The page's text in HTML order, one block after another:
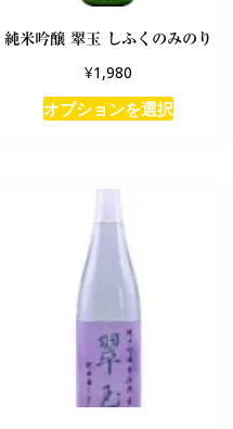
純米吟醸 翠玉 しふくのみのり
¥1,980
オプションを選択